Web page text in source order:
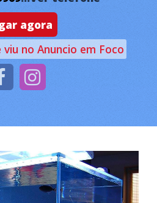
agora
no Anuncio em Foco